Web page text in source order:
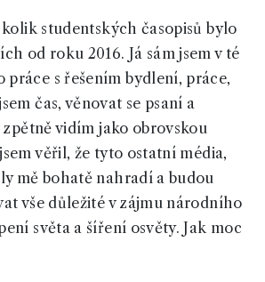
kolik studentských časopisů bylo
od roku 2016. Já sám jsem v té
práce s řešením bydlení, práce,
čas, věnovat se psaní a
vidím jako obrovskou
věřil, že tyto ostatní média,
mě bohatě nahradí a budou
vše důležité v zájmu národního
světa a šíření osvěty. Jak moc